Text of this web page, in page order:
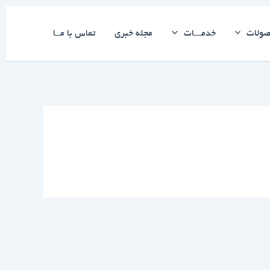
خدمـــات مجله خبری تماس با مــا